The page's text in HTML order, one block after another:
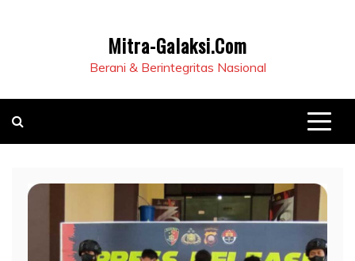
Mitra-Galaksi.Com
Berani & Berintegritas Nasional